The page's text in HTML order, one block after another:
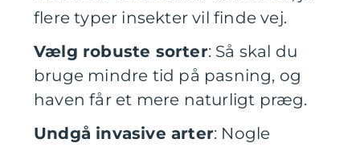
flere typer insekter vil finde vej.
Vælg robuste sorter: Så skal du
bruge mindre tid på pasning, og
haven får et mere naturligt præg.
Undgå invasive arter: Nogle